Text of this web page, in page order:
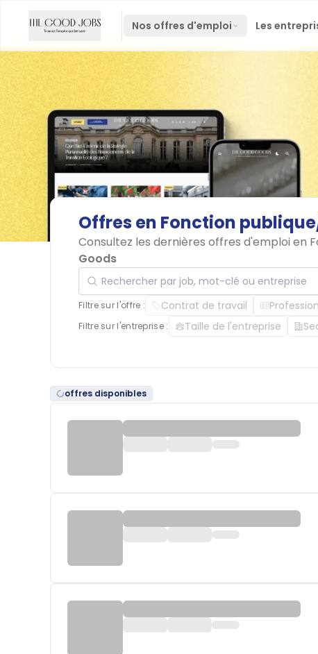
Nos offres d'emploi Les
Offres en Fonction
Consultez les dernières offres d'emploi en
Goods
Rechercher par job, mot-clé ou entreprise
Filtre sur l'offre : Contrat de travail Profession
Filtre sur l'entreprise : Taille de l'entreprise
offres disponibles